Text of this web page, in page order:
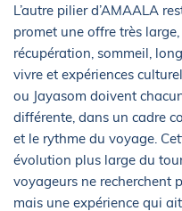
L’autre pilier d’AMAALA
promet une offre très
récupération, sommeil,
vivre et expériences
ou Jayasom doivent
différente, dans un cadre
et le rythme du voyage.
évolution plus large du
voyageurs ne recherchent
mais une expérience qui